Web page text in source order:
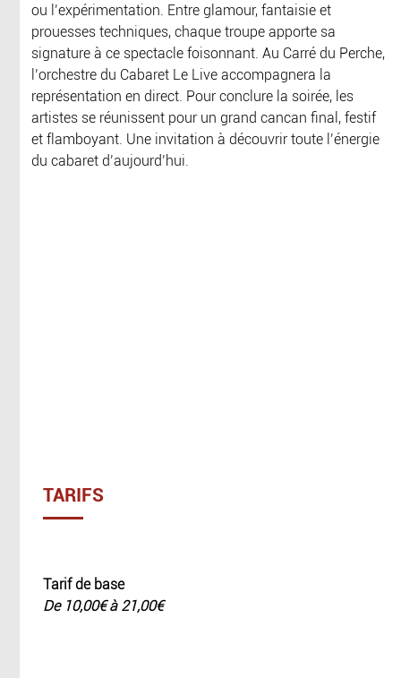
ou l’expérimentation. Entre glamour, fantaisie et
prouesses techniques, chaque troupe apporte sa
signature à ce spectacle foisonnant. Au Carré du Perche,
l’orchestre du Cabaret Le Live accompagnera la
représentation en direct. Pour conclure la soirée, les
artistes se réunissent pour un grand cancan final, festif
et flamboyant. Une invitation à découvrir toute l’énergie
du cabaret d’aujourd’hui.
TARIFS
Tarif de base
De 10,00€ à 21,00€